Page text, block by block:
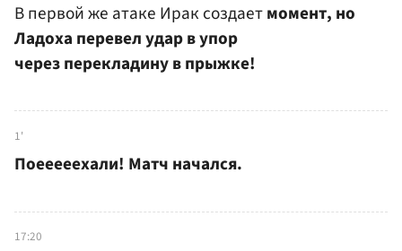
В первой же атаке Ирак создаетмомент, но
Ладоха перевел удар в упор
через перекладину в прыжке!
1'
Поееееехали! Матч начался.
17:20